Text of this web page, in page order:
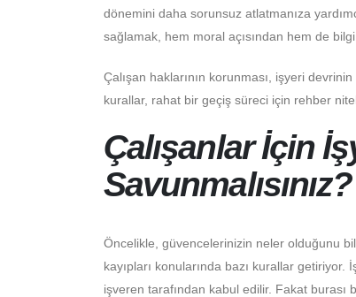
dönemini daha sorunsuz atlatmanıza
sağlamak, hem moral açısından hem de
Çalışan haklarının korunması, işyeri
kurallar, rahat bir geçiş süreci için rehber
Çalışanlar İçin
Savunmalısınız?
Öncelikle, güvencelerinizin neler olduğunu
kayıpları konularında bazı kurallar
işveren tarafından kabul edilir. Fakat burası